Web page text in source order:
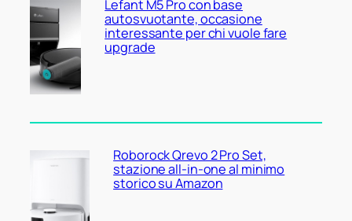
Lefant M5 Pro con base
autosvuotante, occasione
interessante per chi vuole fare
upgrade
Roborock Qrevo 2 Pro Set,
stazione all-in-one al minimo
storico su Amazon